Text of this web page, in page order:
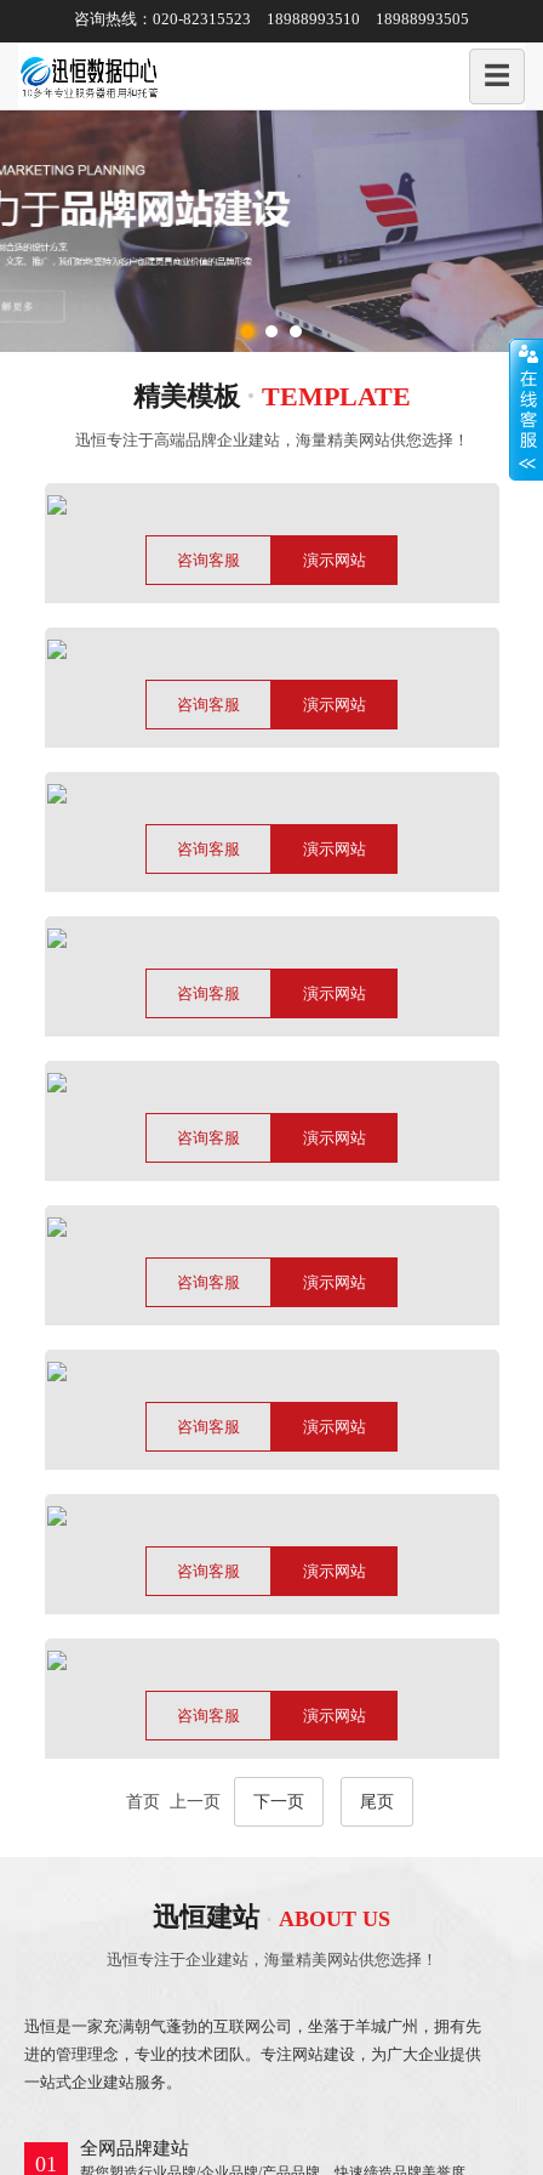
咨询热线：020-82315523 18988993510 18988993505
☰
精美模板 · TEMPLATE
迅恒专注于高端品牌企业建站，海量精美网站供您选择！
咨询客服 演示网站
咨询客服 演示网站
咨询客服 演示网站
咨询客服 演示网站
咨询客服 演示网站
咨询客服 演示网站
咨询客服 演示网站
咨询客服 演示网站
咨询客服 演示网站
首页 上一页 下一页 尾页
迅恒建站 · ABOUT US
迅恒专注于企业建站，海量精美网站供您选择！
迅恒是一家充满朝气蓬勃的互联网公司，坐落于羊城广州，拥有先
进的管理理念，专业的技术团队。专注网站建设，为广大企业提供
一站式企业建站服务。
01
全网品牌建站